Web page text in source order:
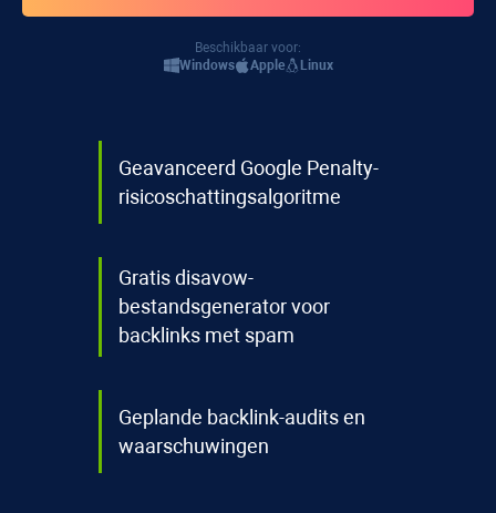
Beschikbaar voor:
Windows
Apple Linux
Geavanceerd Google Penalty-
risicoschattingsalgoritme
Gratis disavow-
bestandsgenerator voor
backlinks met spam
Geplande backlink-audits en
waarschuwingen